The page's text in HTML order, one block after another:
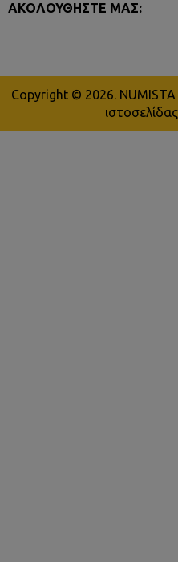
ΑΚΟΛΟΥΘΗΣΤΕ ΜΑΣ:
Copyright © 2026.
ιστοσελίδας